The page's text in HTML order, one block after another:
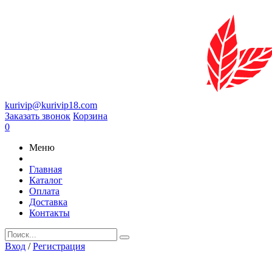
kurivip@kurivip18.com
Заказать звонок Корзина
0
Меню
Главная
Каталог
Оплата
Доставка
Контакты
Вход /Регистрация